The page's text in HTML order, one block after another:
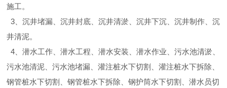
施工。
3、沉井堵漏、沉井封底、沉井清淤、沉井下沉、沉井制作、沉
井清泥。
4、潜水工作、潜水工程、潜水安装、潜水作业、污水池清淤、
污水池清泥、污水池堵漏、灌注桩水下切割、灌注桩水下拆除、
钢管桩水下切割、钢管桩水下拆除、钢护筒水下切割、潜水员切